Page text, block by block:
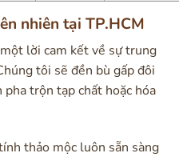
nhiên tại TP.HCM
lời cam kết về sự trung
tôi sẽ đền bù gấp đôi
trộn tạp chất hoặc hóa
thảo mộc luôn sẵn sàng